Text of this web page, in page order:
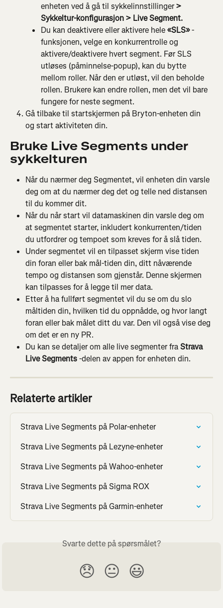
enheten ved å gå til sykkelinnstillinger >
Sykkeltur-konfigurasjon > Live Segment.
Du kan deaktivere eller aktivere hele «SLS» -
funksjonen, velge en konkurrentrolle og
aktivere/deaktivere hvert segment. Før SLS
utløses (påminnelse-popup), kan du bytte
mellom roller. Når den er utløst, vil den beholde
rollen. Brukere kan endre rollen, men det vil bare
fungere for neste segment.
Gå tilbake til startskjermen på Bryton-enheten din
og start aktiviteten din.
Bruke Live Segments under
sykkelturen
Når du nærmer deg Segmentet, vil enheten din varsle
deg om at du nærmer deg det og telle ned distansen
til du kommer dit.
Når du når start vil datamaskinen din varsle deg om
at segmentet starter, inkludert konkurrenten/tiden
du utfordrer og tempoet som kreves for å slå tiden.
Under segmentet vil en tilpasset skjerm vise tiden
din foran eller bak mål-tiden din, ditt nåværende
tempo og distansen som gjenstår. Denne skjermen
kan tilpasses for å legge til mer data.
Etter å ha fullført segmentet vil du se om du slo
måltiden din, hvilken tid du oppnådde, og hvor langt
foran eller bak målet ditt du var. Den vil også vise deg
om det er en ny PR.
Du kan se detaljer om alle live segmenter fra Strava
Live Segments -delen av appen for enheten din.
Relaterte artikler
Strava Live Segments på Polar-enheter
Strava Live Segments på Lezyne-enheter
Strava Live Segments på Wahoo-enheter
Strava Live Segments på Sigma ROX
Strava Live Segments på Garmin-enheter
Svarte dette på spørsmålet?
😞 😐 😃